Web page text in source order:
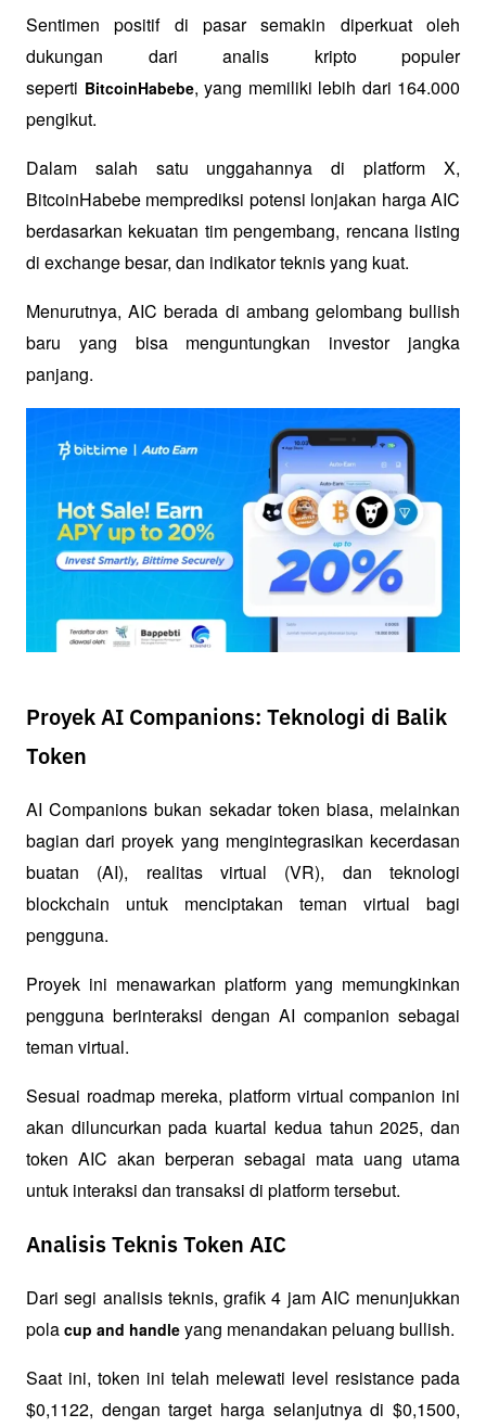
Sentimen positif di pasar semakin diperkuat oleh
dukungan dari analis kripto populer
seperti BitcoinHabebe, yang memiliki lebih dari 164.000
pengikut.
Dalam salah satu unggahannya di platform X,
BitcoinHabebe memprediksi potensi lonjakan harga AIC
berdasarkan kekuatan tim pengembang, rencana listing
di exchange besar, dan indikator teknis yang kuat.
Menurutnya, AIC berada di ambang gelombang bullish
baru yang bisa menguntungkan investor jangka
panjang.
Proyek AI Companions: Teknologi di Balik
Token
AI Companions bukan sekadar token biasa, melainkan
bagian dari proyek yang mengintegrasikan kecerdasan
buatan (AI), realitas virtual (VR), dan teknologi
blockchain untuk menciptakan teman virtual bagi
pengguna.
Proyek ini menawarkan platform yang memungkinkan
pengguna berinteraksi dengan AI companion sebagai
teman virtual.
Sesuai roadmap mereka, platform virtual companion ini
akan diluncurkan pada kuartal kedua tahun 2025, dan
token AIC akan berperan sebagai mata uang utama
untuk interaksi dan transaksi di platform tersebut.
Analisis Teknis Token AIC
Dari segi analisis teknis, grafik 4 jam AIC menunjukkan
pola cup and handle yang menandakan peluang bullish.
Saat ini, token ini telah melewati level resistance pada
$0,1122, dengan target harga selanjutnya di $0,1500,